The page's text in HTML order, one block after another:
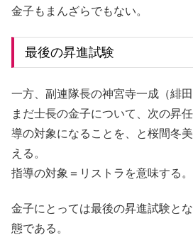
金子もまんざらでもない。
最後の昇進試験
一方、副連隊長の神宮寺一成（緋
まだ士長の金子について、次の昇
導の対象になることを、と桜間冬
える。
指導の対象＝リストラを意味する。
金子にとっては最後の昇進試験と
態である。